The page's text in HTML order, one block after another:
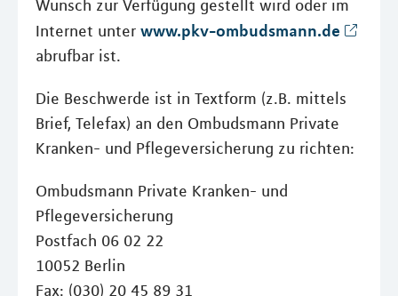
Wunsch zur Verfügung gestellt wird oder im
Internet unter www.pkv-ombudsmann.de
abrufbar ist.
Die Beschwerde ist in Textform (z.B. mittels
Brief, Telefax) an den Ombudsmann Private
Kranken- und Pflegeversicherung zu richten:
Ombudsmann Private Kranken- und
Pflegeversicherung
Postfach 06 02 22
10052 Berlin
Fax: (030) 20 45 89 31